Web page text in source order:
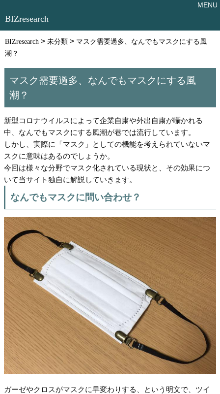
BIZresearch
BIZresearch > 未分類 > マスク需要過多、なんでもマスクにする風
潮？
マスク需要過多、なんでもマスクにする風
潮？
新型コロナウイルスによって企業自粛や外出自粛が囁かれる
中、なんでもマスクにする風潮が巷では流行しています。
しかし、実際に「マスク」としての機能を考えられていないマ
スクに意味はあるのでしょうか。
今回は様々な分野でマスク化されている現状と、その効果につ
いて当サイト独自に解説していきます。
なんでもマスクに問い合わせ？
ガーゼやクロスがマスクに早変わりする、という明文で、ツイ